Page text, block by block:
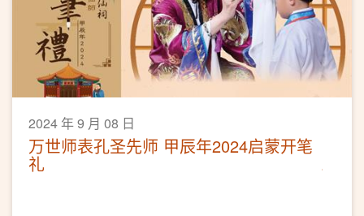
2024 年 9 月 08 日
万世师表孔圣先师 甲辰年2024启蒙开笔
礼